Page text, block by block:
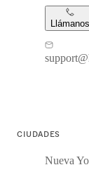
Llámanos
CIUDADES
Nueva